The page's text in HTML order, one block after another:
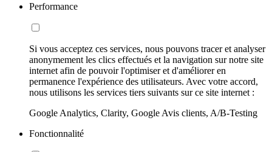
Performance
Si vous acceptez ces services, nous pouvons tracer et analyser
anonymement les clics effectués et la navigation sur notre site
internet afin de pouvoir l'optimiser et d'améliorer en
permanence l'expérience des utilisateurs. Avec votre accord,
nous utilisons les services tiers suivants sur ce site internet :
Google Analytics, Clarity, Google Avis clients, A/B-Testing
Fonctionnalité